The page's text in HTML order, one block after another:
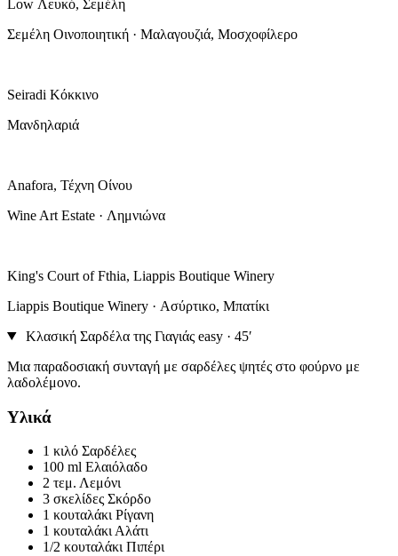
Low Λευκό, Σεμέλη
Σεμέλη Οινοποιητική · Μαλαγουζιά, Μοσχοφίλερο
Seiradi Κόκκινο
Μανδηλαριά
Anafora, Τέχνη Οίνου
Wine Art Estate · Λημνιώνα
King's Court of Fthia, Liappis Boutique Winery
Liappis Boutique Winery · Ασύρτικο, Μπατίκι
Κλασική Σαρδέλα της Γιαγιάς easy · 45′
Μια παραδοσιακή συνταγή με σαρδέλες ψητές στο φούρνο με
λαδολέμονο.
Υλικά
1 κιλό Σαρδέλες
100 ml Ελαιόλαδο
2 τεμ. Λεμόνι
3 σκελίδες Σκόρδο
1 κουταλάκι Ρίγανη
1 κουταλάκι Αλάτι
1/2 κουταλάκι Πιπέρι